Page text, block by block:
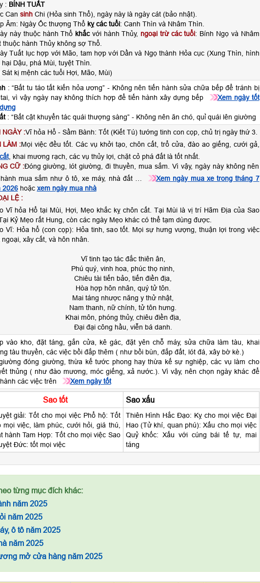
: BÍNH TUẤT
Can sinhChi (Hỏa sinh Thổ), ngày này là ngày cát (bảo nhật).
Âm: Ngày Ốc thượng Thổ kỵ các tuổi: Canh Thìn và Nhâm Thìn.
này thuộc hành Thổ khắcvới hành Thủy, ngoại trừ các tuổi: Bính Ngọ và Nhâm
thuộc hành Thủy không sợ Thổ.
Tuất lục hợp với Mão, tam hợp với Dần và Ngọ thành Hỏa cục (Xung Thìn, hình
hại Dậu, phá Mùi, tuyệt Thìn.
Sát kị mệnh các tuổi Hợi, Mão, Mùi)
: “Bất tu táo tất kiến hỏa ương” - Không nên tiến hành sửa chữa bếp để tránh bị
vì vậy ngày nay không thích hợp để tiến hành xây dựng bếp
Xem ngày tốt
: “Bất cật khuyển tác quái thượng sàng” - Không nên ăn chó, quỉ quái lên giường
NGÀY :Vĩ hỏa Hổ - Sầm Bành: Tốt (Kiết Tú) tướng tinh con cọp, chủ trị ngày thứ 3.
LÀM :Mọi việc đều tốt. Các vụ khởi tạo, chôn cất, trổ cửa, đào ao giếng, cưới gả,
, khai mương rạch, các vụ thủy lợi, chặt cỏ phá đất là tốt nhất.
CỮ :Đóng giường, lót giường, đi thuyền, mua sắm. Vì vậy, ngày này không nên
mua sắm như ô tô, xe máy, nhà đất …
Xem ngày mua xe trong tháng 7
2026hoặc xem ngày mua nhà
LỆ :
Vĩ hỏa Hổ tại Mùi, Hợi, Mẹo khắc kỵ chôn cất. Tại Mùi là vị trí Hãm Địa của Sao
Kỷ Mẹo rất Hung, còn các ngày Mẹo khác có thể tạm dùng được.
Vĩ: Hỏa hổ (con cọp): Hỏa tinh, sao tốt. Mọi sự hưng vượng, thuận lợi trong việc
ngoại, xây cất, và hôn nhân.
Vĩ tinh tạo tác đắc thiên ân,
Phú quý, vinh hoa, phúc thọ ninh,
Chiêu tài tiến bảo, tiến điền địa,
Hòa hợp hôn nhân, quý tử tôn.
Mai táng nhược năng y thử nhật,
Nam thanh, nữ chính, tử tôn hưng.
Khai môn, phóng thủy, chiêu điền địa,
Đại đại công hầu, viễn bá danh.
vào kho, đặt táng, gắn cửa, kê gác, đặt yên chỗ máy, sửa chữa làm tàu, khai
tàu thuyền, các việc bồi đắp thêm ( như bồi bùn, đắp đất, lót đá, xây bờ kè.)
đóng giường, thừa kế tước phong hay thừa kế sự nghiệp, các vụ làm cho
thủng ( như đào mương, móc giếng, xả nước.). Vì vậy, nên chọn ngày khác để
các việc trên
Xem ngày tốt
Sao tốt Sao xấu
giải: Tốt cho mọi việc Phổ hộ: Tốt
mọi việc, làm phúc, cưới hỏi, giá thú,
hành Tam Hợp: Tốt cho mọi việc Sao
Đức: tốt mọi việc
Thiên Hình Hắc Đạo: Kỵ cho mọi việc Đại
Hao (Tử khí, quan phú): Xấu cho mọi việc
Quỷ khốc: Xấu với cúng bái tế tự, mai
táng
từng mục đích khác:
năm 2025
năm 2025
ô tô năm 2025
năm 2025
mở cửa hàng năm 2025